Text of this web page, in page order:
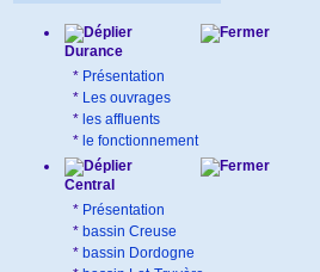
Durance
* Présentation
* Les ouvrages
* les affluents
* le fonctionnement
Central
* Présentation
* bassin Creuse
* bassin Dordogne